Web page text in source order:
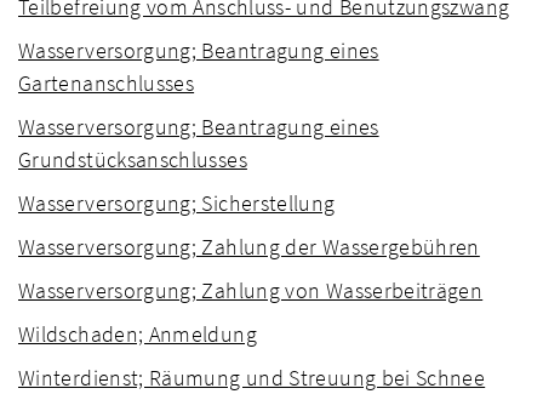
Teilbefreiung vom Anschluss- und Benutzungszwang
Wasserversorgung; Beantragung eines
Gartenanschlusses
Wasserversorgung; Beantragung eines
Grundstücksanschlusses
Wasserversorgung; Sicherstellung
Wasserversorgung; Zahlung der Wassergebühren
Wasserversorgung; Zahlung von Wasserbeiträgen
Wildschaden; Anmeldung
Winterdienst; Räumung und Streuung bei Schnee